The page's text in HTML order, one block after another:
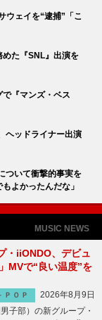
ウェイを“逮捕”「こ
た『SNL』出演を
『マンズ・ベス
ヘッドライナー出演
ついて衝撃的事実を
よかったんだな」
MUSIC NEWS
・iiONDO、デビュ
MVで“良い温度”を
ＰＯＰ
2026年8月9日
子部）の新グループ・